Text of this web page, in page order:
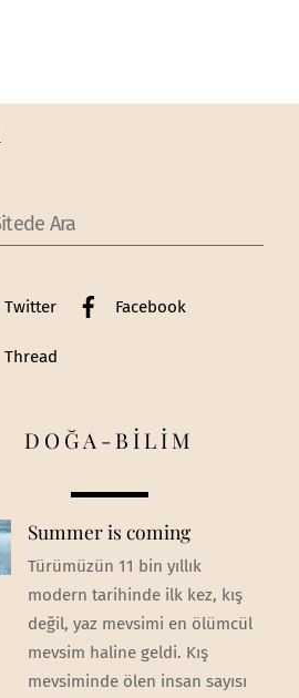
Twitter Facebook
Thread
DOĞA-BİLİM
Summer is coming
Türümüzün 11 bin yıllık
modern tarihinde ilk kez, kış
değil, yaz mevsimi en ölümcül
mevsim haline geldi. Kış
mevsiminde ölen insan sayısı